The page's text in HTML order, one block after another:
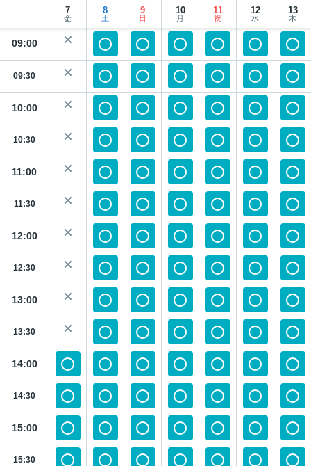
7
金
8
土
9
日
10
月
11
祝
12
水
13
木
09:00
09:30
10:00
10:30
11:00
11:30
12:00
12:30
13:00
13:30
14:00
14:30
15:00
15:30